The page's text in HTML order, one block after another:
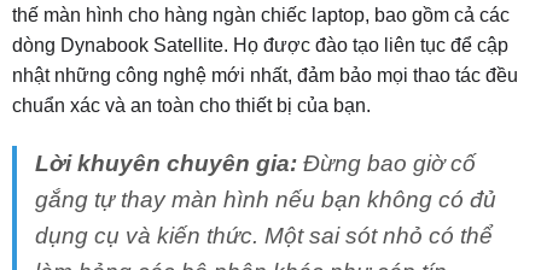
thế màn hình cho hàng ngàn chiếc laptop, bao gồm cả các
dòng Dynabook Satellite. Họ được đào tạo liên tục để cập
nhật những công nghệ mới nhất, đảm bảo mọi thao tác đều
chuẩn xác và an toàn cho thiết bị của bạn.
Lời khuyên chuyên gia:Đừng bao giờ cố
gắng tự thay màn hình nếu bạn không có đủ
dụng cụ và kiến thức. Một sai sót nhỏ có thể